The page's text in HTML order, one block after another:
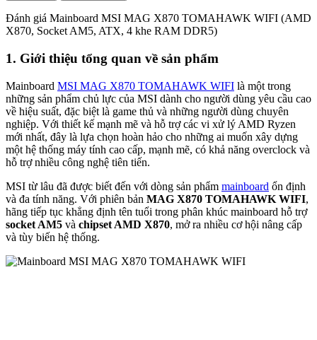
Đánh giá Mainboard MSI MAG X870 TOMAHAWK WIFI (AMD
X870, Socket AM5, ATX, 4 khe RAM DDR5)
1. Giới thiệu tổng quan về sản phẩm
Mainboard MSI MAG X870 TOMAHAWK WIFI là một trong
những sản phẩm chủ lực của MSI dành cho người dùng yêu cầu cao
về hiệu suất, đặc biệt là game thủ và những người dùng chuyên
nghiệp. Với thiết kế mạnh mẽ và hỗ trợ các vi xử lý AMD Ryzen
mới nhất, đây là lựa chọn hoàn hảo cho những ai muốn xây dựng
một hệ thống máy tính cao cấp, mạnh mẽ, có khả năng overclock và
hỗ trợ nhiều công nghệ tiên tiến.
MSI từ lâu đã được biết đến với dòng sản phẩm mainboard ổn định
và đa tính năng. Với phiên bản MAG X870 TOMAHAWK WIFI,
hãng tiếp tục khẳng định tên tuổi trong phân khúc mainboard hỗ trợ
socket AM5 và chipset AMD X870, mở ra nhiều cơ hội nâng cấp
và tùy biến hệ thống.